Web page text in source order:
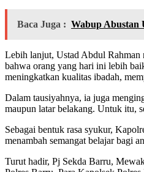
Baca Juga : Wabup Abustan
Lebih lanjut, Ustad Abdul Rahman
bahwa orang yang hari ini lebih
meningkatkan kualitas ibadah,
Dalam tausiyahnya, ia juga
maupun latar belakang. Untuk itu,
Sebagai bentuk rasa syukur,
menambah semangat belajar bagi
Turut hadir, Pj Sekda Barru,